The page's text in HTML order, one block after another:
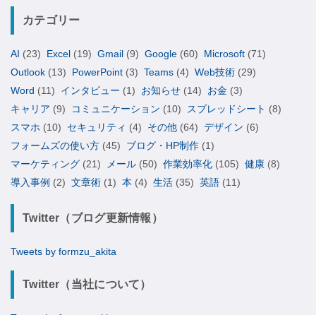
カテゴリー
AI (23) Excel (19) Gmail (9) Google (60) Microsoft (71)
Outlook (13) PowerPoint (3) Teams (4) Web技術 (29)
Word (11) インタビュー (1) お知らせ (14) お金 (3)
キャリア (9) コミュニケーション (10) スプレッドシート (8)
スマホ (10) セキュリティ (4) その他 (64) デザイン (6)
フォームズの使い方 (45) ブログ・HP制作 (1)
マーケティング (21) メール (50) 作業効率化 (105) 健康 (8)
導入事例 (2) 文章術 (1) 本 (4) 生活 (35) 英語 (11)
Twitter（ブログ更新情報）
Tweets by formzu_akita
Twitter（当社について）